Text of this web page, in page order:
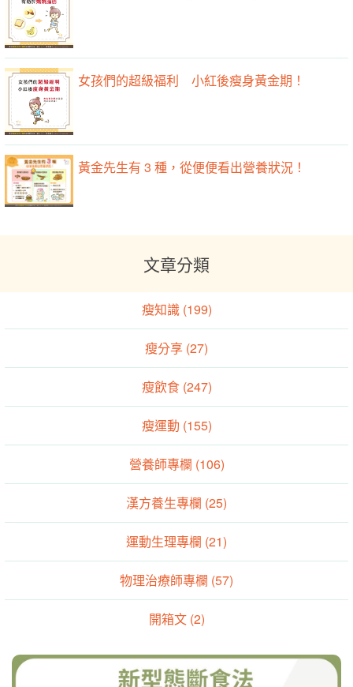
女孩們的超級福利 小紅後瘦身黃金期！
黃金先生有 3 種，從便便看出營養狀況！
文章分類
瘦知識 (199)
瘦分享 (27)
瘦飲食 (247)
瘦運動 (155)
營養師專欄 (106)
漢方養生專欄 (25)
運動生理專欄 (21)
物理治療師專欄 (57)
開箱文 (2)